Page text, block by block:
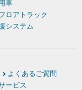
車
ロアトラック
システム
よくあるご質問
ービス